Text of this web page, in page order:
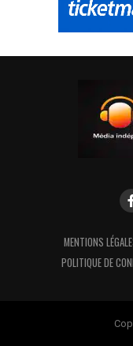
MENTIONS
POLITIQUE DE